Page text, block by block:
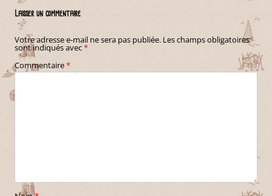
Laisser un commentaire
Votre adresse e-mail ne sera pas publiée. Les champs obligatoires
sont indiqués avec*
Commentaire*